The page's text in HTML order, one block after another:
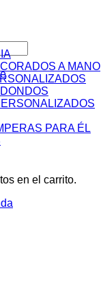
en el carrito.
A MANO
PARA ÉL